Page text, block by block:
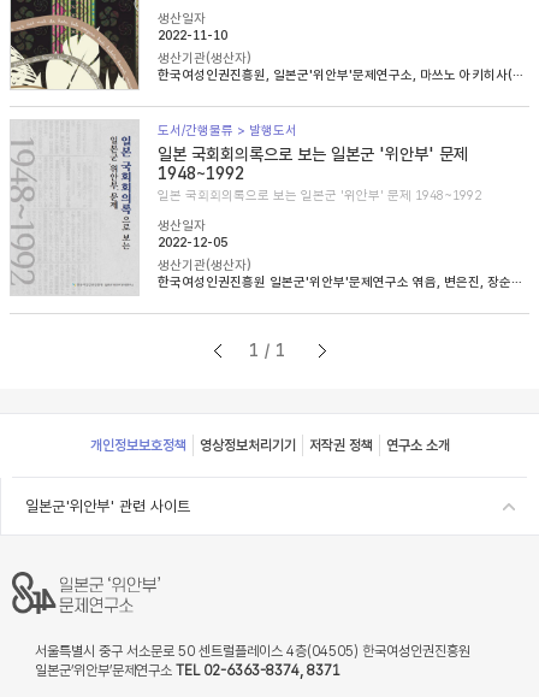
생산일자
2022-11-10
생산기관(생산자)
한국여성인권진흥원, 일본군'위안부'문제연구소, 마쓰노 아키히사(松野明久), 이승희
도서/간행물류 > 발행도서
일본 국회회의록으로 보는 일본군 '위안부' 문제
1948~1992
일본 국회회의록으로 보는 일본군 '위안부' 문제 1948~1992
생산일자
2022-12-05
생산기관(생산자)
한국여성인권진흥원 일본군'위안부'문제연구소 엮음, 변은진, 장순순, 이태규 옮김
1/1
Footer
개인정보보호정책 영상정보처리기기 저작권 정책 연구소 소개
일본군'위안부' 관련 사이트
서울특별시 중구 서소문로 50 센트럴플레이스 4층(04505) 한국여성인권진흥원
일본군‘위안부’문제연구소 TEL 02-6363-8374, 8371